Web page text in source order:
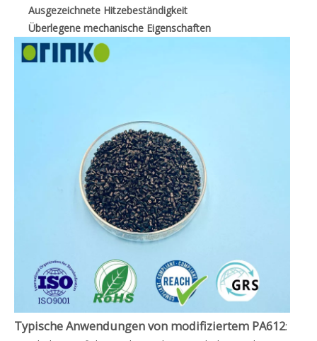
Ausgezeichnete Hitzebeständigkeit
Überlegene mechanische Eigenschaften
Typische Anwendungen von modifiziertem PA612: